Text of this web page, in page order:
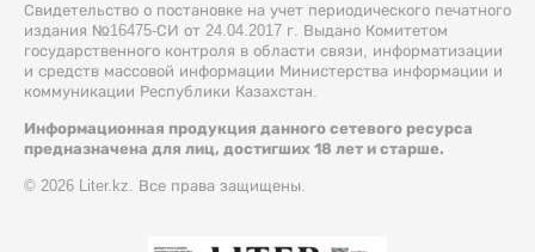
Свидетельство о постановке на учет периодического печатного
издания №16475-СИ от 24.04.2017 г. Выдано Комитетом
государственного контроля в области связи, информатизации
и средств массовой информации Министерства информации и
коммуникации Республики Казахстан.
Информационная продукция данного сетевого ресурса
предназначена для лиц, достигших 18 лет и старше.
© 2026 Liter.kz. Все права защищены.